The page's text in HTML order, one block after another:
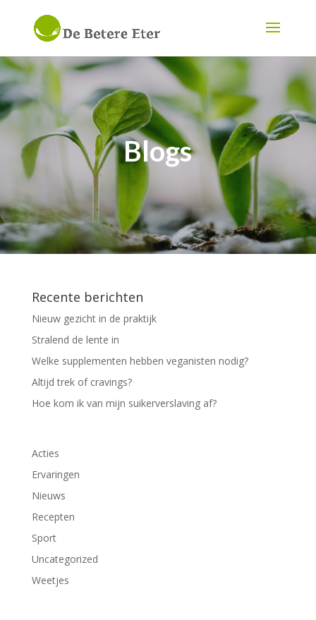
Blogs
Recente berichten
Nieuw gezicht in de praktijk
Stralend de lente in
Welke supplementen hebben veganisten nodig?
Altijd trek of cravings?
Hoe kom ik van mijn suikerverslaving af?
Acties
Ervaringen
Nieuws
Recepten
Sport
Uncategorized
Weetjes